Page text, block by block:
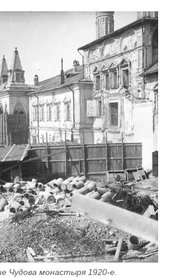
Чудова монастыря 1920-е.